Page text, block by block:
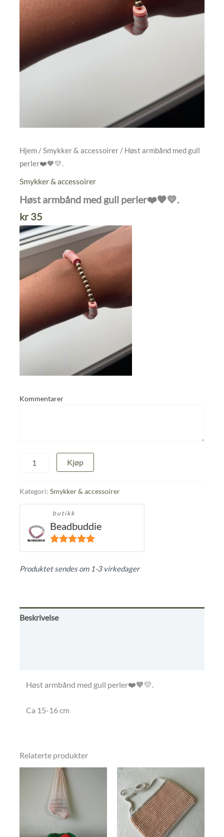
Hjem /Smykker & accessoirer / Høst armbånd med gull
perler❤️🧡💛.
Smykker & accessoirer
Høst armbånd med gull perler❤️🧡💛.
kr35
Kommentarer
armbånd
gull
perler
❤️
antall
Kjøp
Kategori: Smykker & accessoirer
butikk
Beadbuddie
5ut av 5
Produktet sendes om 1-3 virkedager
Beskrivelse
Høst armbånd med gull perler❤️🧡💛.
Ca 15-16 cm
Relaterte produkter